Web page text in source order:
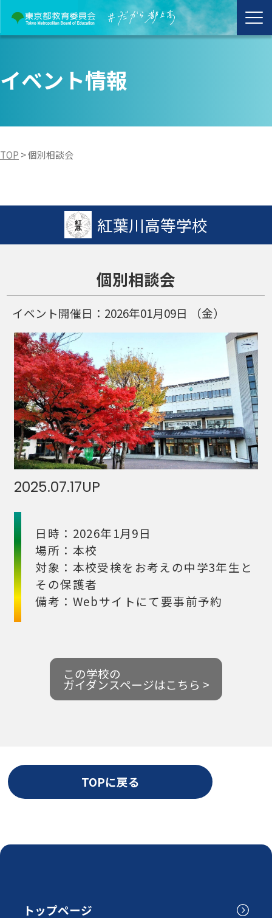
イベント情報
TOP >個別相談会
紅葉川高等学校
個別相談会
イベント開催日： 2026年01月09日 （金）
2025.07.17UP
日時：2026年1月9日
場所：本校
対象：本校受検をお考えの中学3年生と
その保護者
備考：Webサイトにて要事前予約
この学校の
ガイダンスページはこちら >
TOPに戻る
トップページ